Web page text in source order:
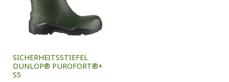
SICHERHEITSSTIEFEL
DUNLOP® PUROFORT®+
S5